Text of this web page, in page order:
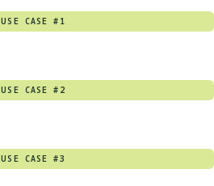
USE CASE #1
USE CASE #2
USE CASE #3